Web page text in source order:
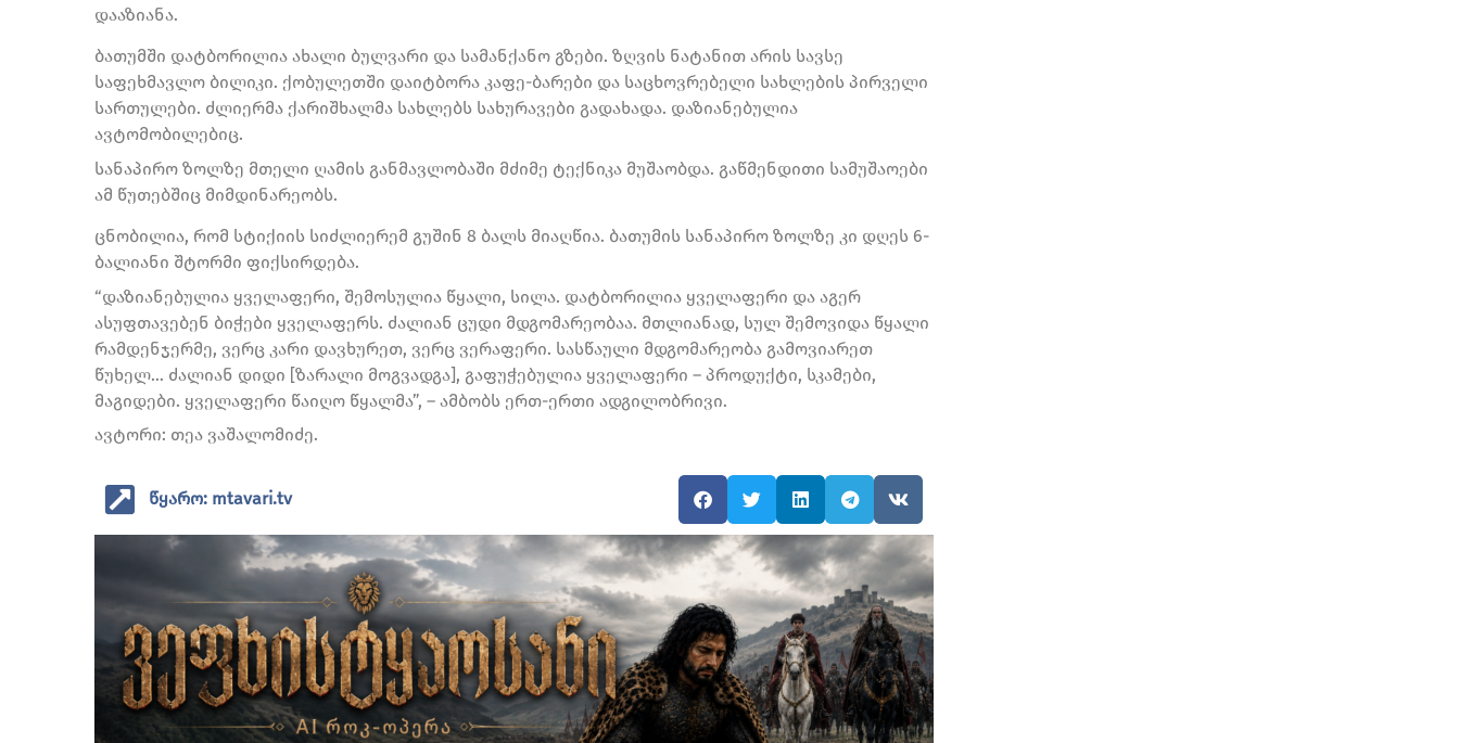
დააზიანა.
ბათუმში დატბორილია ახალი ბულვარი და სამანქანო გზები. ზღვის ნატანით არის სავსე
საფეხმავლო ბილიკი. ქობულეთში დაიტბორა კაფე-ბარები და საცხოვრებელი სახლების პირველი
სართულები. ძლიერმა ქარიშხალმა სახლებს სახურავები გადახადა. დაზიანებულია
ავტომობილებიც.
სანაპირო ზოლზე მთელი ღამის განმავლობაში მძიმე ტექნიკა მუშაობდა. გაწმენდითი სამუშაოები
ამ წუთებშიც მიმდინარეობს.
ცნობილია, რომ სტიქიის სიძლიერემ გუშინ 8 ბალს მიაღწია. ბათუმის სანაპირო ზოლზე კი დღეს 6-
ბალიანი შტორმი ფიქსირდება.
“დაზიანებულია ყველაფერი, შემოსულია წყალი, სილა. დატბორილია ყველაფერი და აგერ
ასუფთავებენ ბიჭები ყველაფერს. ძალიან ცუდი მდგომარეობაა. მთლიანად, სულ შემოვიდა წყალი
რამდენჯერმე, ვერც კარი დავხურეთ, ვერც ვერაფერი. სასწაული მდგომარეობა გამოვიარეთ
წუხელ… ძალიან დიდი [ზარალი მოგვადგა], გაფუჭებულია ყველაფერი – პროდუქტი, სკამები,
მაგიდები. ყველაფერი წაიღო წყალმა”, – ამბობს ერთ-ერთი ადგილობრივი.
ავტორი: თეა ვაშალომიძე.
წყარო: mtavari.tv